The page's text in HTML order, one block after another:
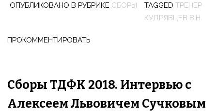
ТДФК
катанию
Йошкар-
Ола
3-
ОПУБЛИКОВАНО В РУБРИКЕ СБОРЫ TAGGED ТРЕНЕР
КУДРЯВЦЕВ В.Н.
ПРОКОММЕНТИРОВАТЬ
Сборы ТДФК 2018. Интервью с
Алексеем Львовичем Сучковым